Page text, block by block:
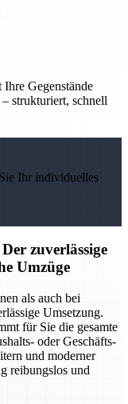
Gegenstände
strukturiert, schnell
Ihr individuelles
zuverlässige
Umzüge
als auch bei
Umsetzung.
für Sie die gesamte
oder Geschäfts-
und moderner
reibungslos und